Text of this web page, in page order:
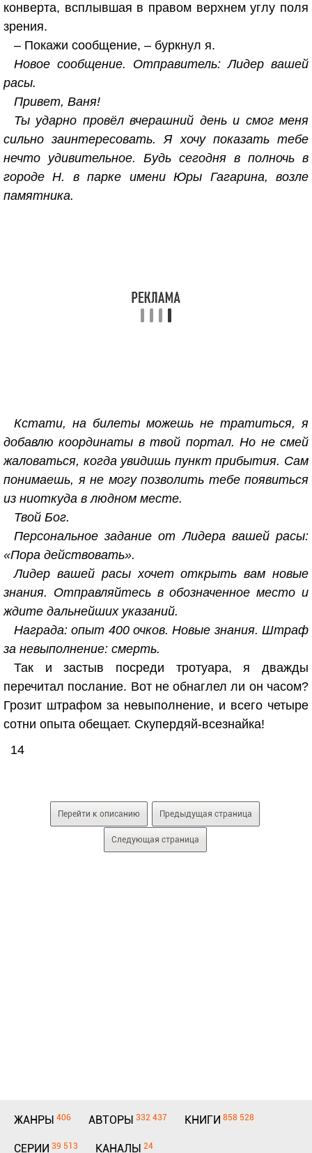
конверта, всплывшая в правом верхнем углу поля
зрения.
– Покажи сообщение, – буркнул я.
Новое сообщение. Отправитель: Лидер вашей
расы.
Привет, Ваня!
Ты ударно провёл вчерашний день и смог меня
сильно заинтересовать. Я хочу показать тебе
нечто удивительное. Будь сегодня в полночь в
городе Н. в парке имени Юры Гагарина, возле
памятника.
Кстати, на билеты можешь не тратиться, я
добавлю координаты в твой портал. Но не смей
жаловаться, когда увидишь пункт прибытия. Сам
понимаешь, я не могу позволить тебе появиться
из ниоткуда в людном месте.
Твой Бог.
Персональное задание от Лидера вашей расы:
«Пора действовать».
Лидер вашей расы хочет открыть вам новые
знания. Отправляйтесь в обозначенное место и
ждите дальнейших указаний.
Награда: опыт 400 очков. Новые знания. Штраф
за невыполнение: смерть.
Так и застыв посреди тротуара, я дважды
перечитал послание. Вот не обнаглел ли он часом?
Грозит штрафом за невыполнение, и всего четыре
сотни опыта обещает. Скупердяй-всезнайка!
14
Перейти к описанию Предыдущая страница
Следующая страница
ЖАНРЫ 406 АВТОРЫ 332 437 КНИГИ 858 528
СЕРИИ 39 513 КАНАЛЫ 24